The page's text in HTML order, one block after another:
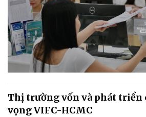
Thị trường vốn và phát triển
vọng VIFC-HCMC